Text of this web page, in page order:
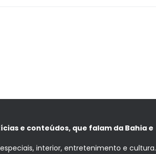
e conteúdos, que falam da Bahia e
interior, entretenimento e cultura.